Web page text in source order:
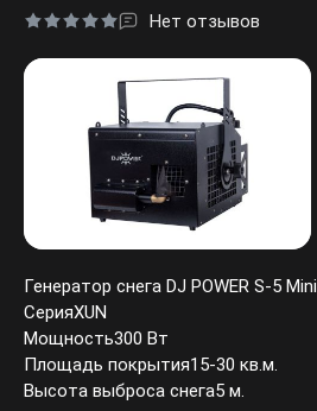
Нет отзывов
Генератор снега DJ POWER S-5 Mini
СерияXUN
Мощность300 Вт
Площадь покрытия15-30 кв.м.
Высота выброса снега5 м.